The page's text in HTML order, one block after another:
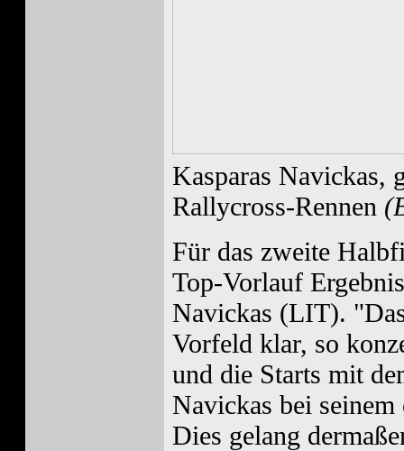
Kasparas Navickas,
Rallycross-Rennen
Für das zweite
Top-Vorlauf
Navickas (LIT).
Vorfeld klar, so
und die Starts mit
Navickas bei
Dies gelang